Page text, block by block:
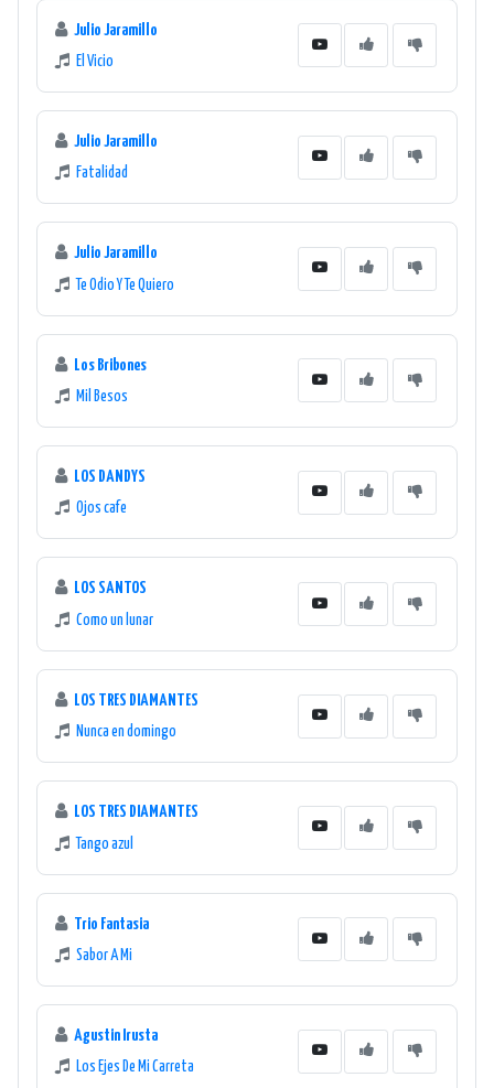
Julio Jaramillo
El Vicio
Julio Jaramillo
Fatalidad
Julio Jaramillo
Te Odio Y Te Quiero
Los Bribones
Mil Besos
LOS DANDYS
Ojos cafe
LOS SANTOS
Como un lunar
LOS TRES DIAMANTES
Nunca en domingo
LOS TRES DIAMANTES
Tango azul
Trio Fantasia
Sabor A Mi
Agustin Irusta
Los Ejes De Mi Carreta